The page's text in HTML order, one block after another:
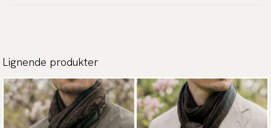
bestiller for mer enn 3000 kr.
Levering:
39 kr - Gratis frakt ved kjøp over 599 kr
Leveringstid 1-6 hverdage avhengig av forsendelsesmetode.Les
mer
Lignende produkter